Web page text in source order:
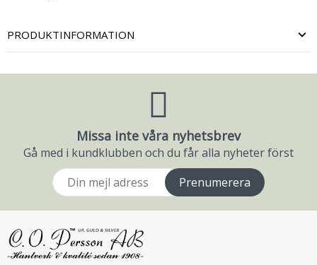
PRODUKTINFORMATION
Missa inte våra nyhetsbrev
Gå med i kundklubben och du får alla nyheter först
Prenumerera